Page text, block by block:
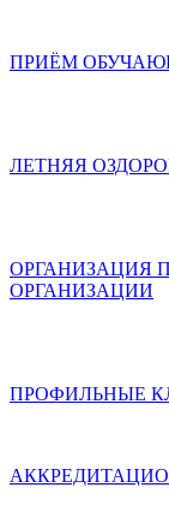
ПРИЁМ
ЛЕТНЯЯ
ОРГАНИЗАЦИЯ
ОРГАНИЗАЦИИ
ПРОФИЛЬНЫЕ